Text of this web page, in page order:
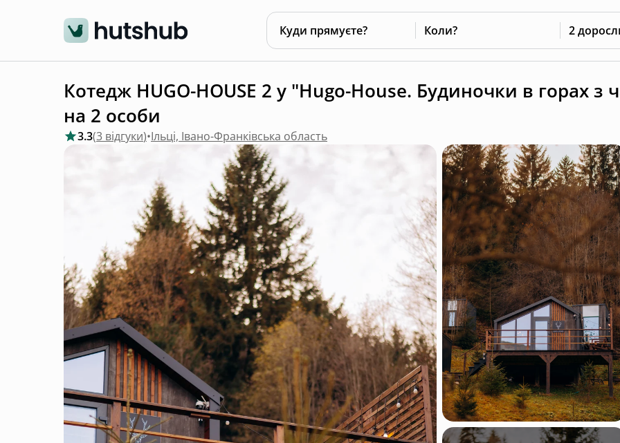
Куди прямуєте? Коли? 2
Котедж HUGO-HOUSE 2 у "Hugo-House. Будиночки в горах з
на 2 особи
3.3(3 відгуки)•Ільці, Івано-Франківська область